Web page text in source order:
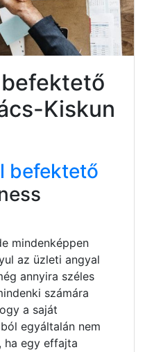
Kiskun
befektető
mindenképpen
az üzleti angyal
annyira széles
számára
a saját
egyáltalán nem
ha egy effajta